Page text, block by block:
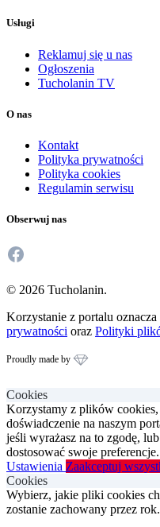
Usługi
Reklamuj się u nas
Ogłoszenia
Tucholanin TV
O nas
Kontakt
Polityka prywatności
Polityka cookies
Regulamin serwisu
Obserwuj nas
Facebook
© 2026 Tucholanin.
Korzystanie z portalu oznacza
prywatności oraz Polityki
Proudly made by
Cookies
Korzystamy z plików
doświadczenie na naszym
jeśli wyrażasz na to zgodę,
dostosować swoje preferencje.
Ustawienia Zaakceptuj
Cookies
Wybierz, jakie pliki cookies
zostanie zachowany przez rok.